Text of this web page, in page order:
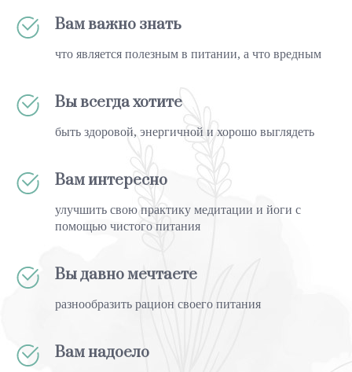
Вам важно знать
что является полезным в питании, а что вредным
Вы всегда хотите
быть здоровой, энергичной и хорошо выглядеть
Вам интересно
улучшить свою практику медитации и йоги с
помощью чистого питания
Вы давно мечтаете
разнообразить рацион своего питания
Вам надоело